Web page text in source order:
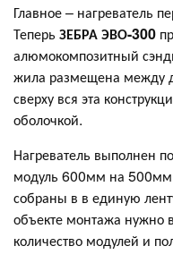
Главное – нагреватель
Теперь ЗЕБРА ЭВО-300
алюмокомпозитный
жила размещена между
сверху вся эта
оболочкой.
Нагреватель выполнен
модуль 600мм на 500мм
собраны в в единую
объекте монтажа нужно
количество модулей и